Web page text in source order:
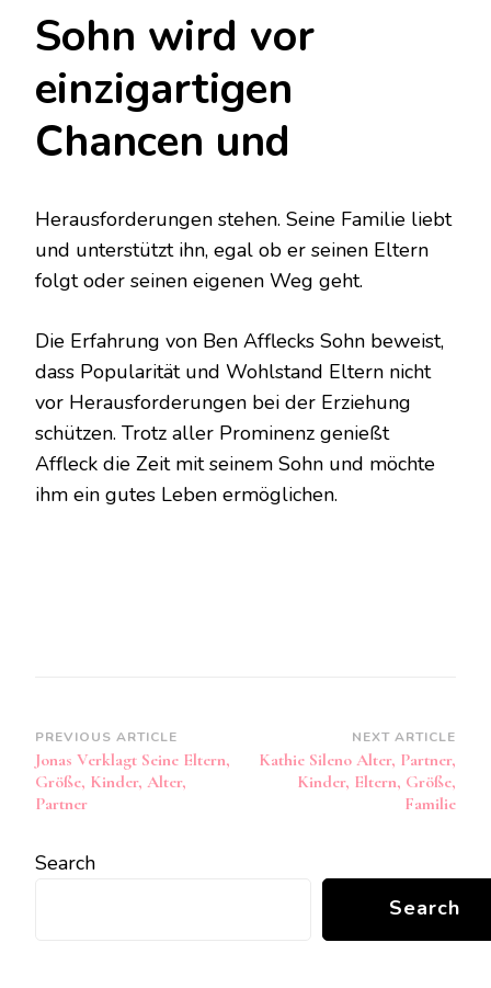
Sohn wird vor
einzigartigen
Chancen und
Herausforderungen stehen. Seine Familie liebt
und unterstützt ihn, egal ob er seinen Eltern
folgt oder seinen eigenen Weg geht.
Die Erfahrung von Ben Afflecks Sohn beweist,
dass Popularität und Wohlstand Eltern nicht
vor Herausforderungen bei der Erziehung
schützen. Trotz aller Prominenz genießt
Affleck die Zeit mit seinem Sohn und möchte
ihm ein gutes Leben ermöglichen.
Post
Navigation
PREVIOUS ARTICLE
Jonas Verklagt Seine Eltern,
Größe, Kinder, Alter,
Partner
NEXT ARTICLE
Kathie Sileno Alter, Partner,
Kinder, Eltern, Größe,
Familie
Search
Search